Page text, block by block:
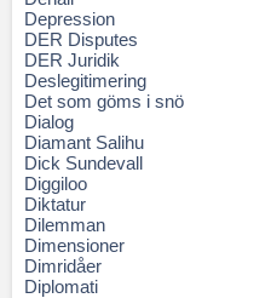
Depression
DER Disputes
DER Juridik
Deslegitimering
Det som göms i snö
Dialog
Diamant Salihu
Dick Sundevall
Diggiloo
Diktatur
Dilemman
Dimensioner
Dimridåer
Diplomati